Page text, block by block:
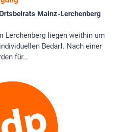
Mainz-Lerchenberg
Lerchenberg liegen weithin um
Bedarf. Nach einer
für…